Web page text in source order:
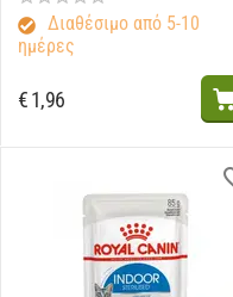
Διαθέσιμο από 5-10
ημέρες
€1,96